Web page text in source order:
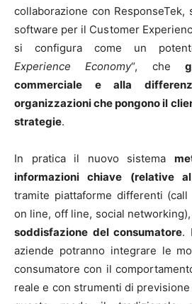
collaborazione con
software per il Customer
si configura come un
Experience Economy“, che
commerciale e alla
organizzazioni che pongono il
strategie.
In pratica il nuovo sistema
informazioni chiave (relative
tramite piattaforme differenti
on line, off line, social
soddisfazione del consumatore.
aziende potranno integrare le
consumatore con il
reale e con strumenti di